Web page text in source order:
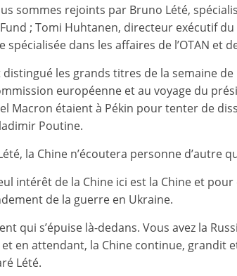
sommes rejoints par Bruno Lété,
; Tomi Huhtanen, directeur exécutif
spécialisée dans les affaires de l’OTAN et
les grands titres de la semaine de
européenne et au voyage du
Macron étaient à Pékin pour tenter de
Poutine.
la Chine n’écoutera personne d’autre
intérêt de la Chine ici est la Chine et
de la guerre en Ukraine.
qui s’épuise là-dedans. Vous avez la
et en attendant, la Chine continue, grandit
Lété.